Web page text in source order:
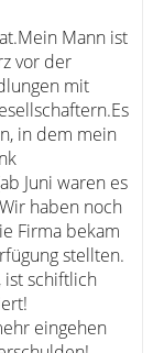
Mann ist
vor der
mit
in dem mein
Juni waren es
haben noch
Firma bekam
stellten.
ist schiftlich
eingehen